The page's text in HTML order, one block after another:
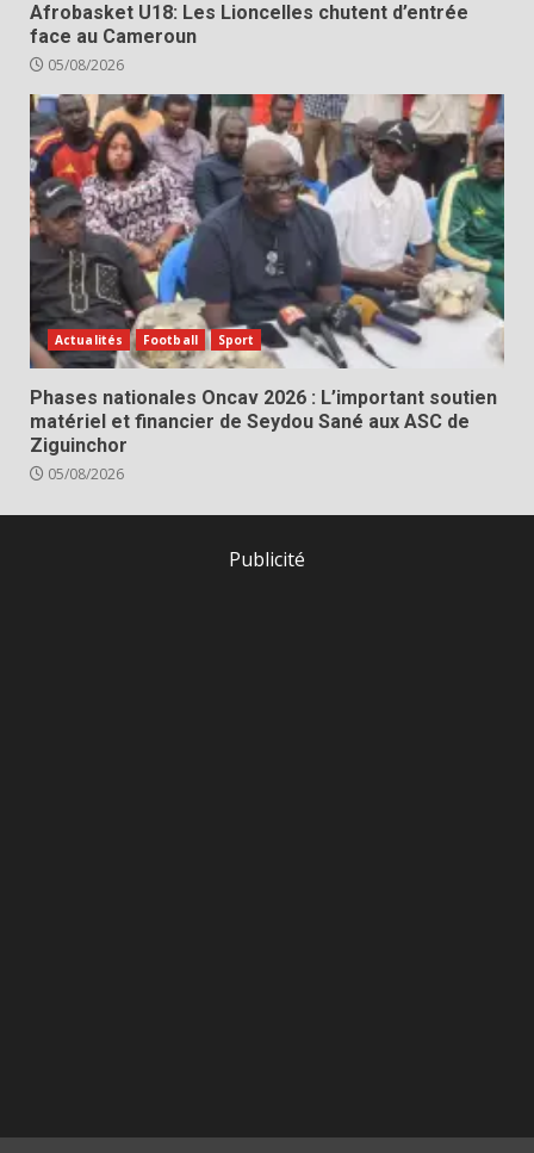
Afrobasket U18: Les Lioncelles chutent d’entrée
face au Cameroun
05/08/2026
Actualités Football Sport
Phases nationales Oncav 2026 : L’important soutien
matériel et financier de Seydou Sané aux ASC de
Ziguinchor
05/08/2026
Publicité